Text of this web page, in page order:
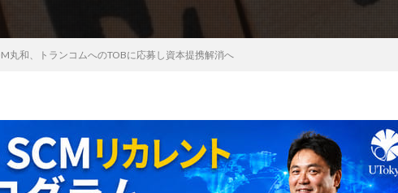
丸和、トランコムへのTOBに応募し資本提携解消へ